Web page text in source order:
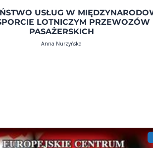
USŁUG W
LOTNICZYM PRZEWOZÓW
PASAŻERSKICH
Anna Nurzyńska